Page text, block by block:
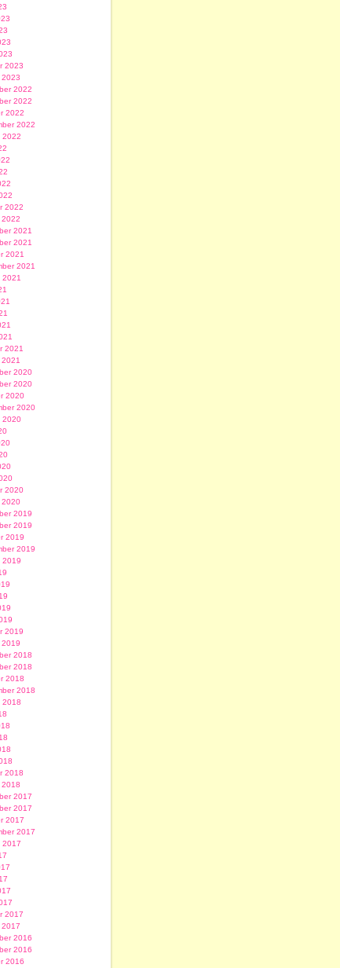
2023
2023
2022
2022
2022
2022
2022
2022
2022
2021
2021
2021
2021
2021
2021
2020
2020
2020
2020
2020
2020
2020
2019
2019
2019
2019
2019
2019
2019
2018
2018
2018
2018
2018
2018
2018
2017
2017
2017
2017
2017
2017
2017
2016
2016
2016